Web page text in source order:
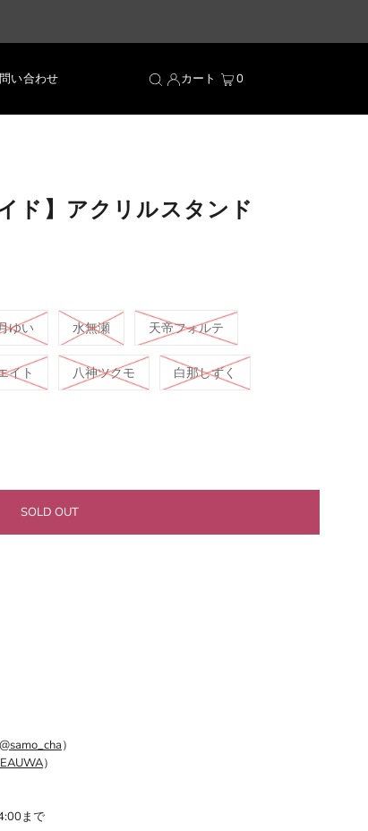
い合わせ カート 0
ド】アクリルスタンド
ゆい 水無瀬 天帝フォルテ
イト 八神ツクモ 白那しずく
@samo_cha）
）
まで